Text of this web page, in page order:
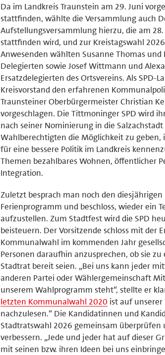
Da im Landkreis Traunstein am 29. Juni
stattfinden, wählte die Versammlung auch
Aufstellungsversammlung hierzu, die am
stattfinden wird, und zur Kreistagswahl
Anwesenden wählten Susanne Thomas und
Delegierten sowie Josef Wittmann und
Ersatzdelegierten des Ortsvereins. Als SPD-
Kreisvorstand den erfahrenen
Traunsteiner Oberbürgermeister Christian
vorgeschlagen. Die Tittmoninger SPD wird
nach seiner Nominierung in die
Wahlberechtigten die Möglichkeit zu geben,
für eine bessere Politik im Landkreis
Themen bezahlbares Wohnen, öffentlicher
Integration.
Zuletzt besprach man noch den
Ferienprogramm und beschloss, wieder ein
aufzustellen. Zum Stadtfest wird die SPD
beisteuern. Der Vorsitzende schloss mit der
Kommunalwahl im kommenden Jahr
Personen daraufhin anzusprechen, ob sie
Stadtrat bereit seien. „Bei uns kann jeder
anderen Partei oder Wählergemeinschaft
unserem Wahlprogramm steht“, stellte er
letzten Kommunalwahl 2020 ist auf
nachzulesen.“ Die Kandidatinnen und
Stadtratswahl 2026 gemeinsam überprüfen
verbessern. „Jede und jeder hat auf dieser
mit seinen bzw. ihren Ideen bei uns